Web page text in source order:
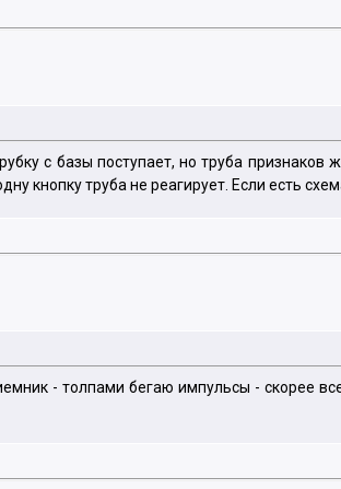
с базы поступает, но труба признаков
кнопку труба не реагирует. Если есть
- толпами бегаю импульсы - скорее